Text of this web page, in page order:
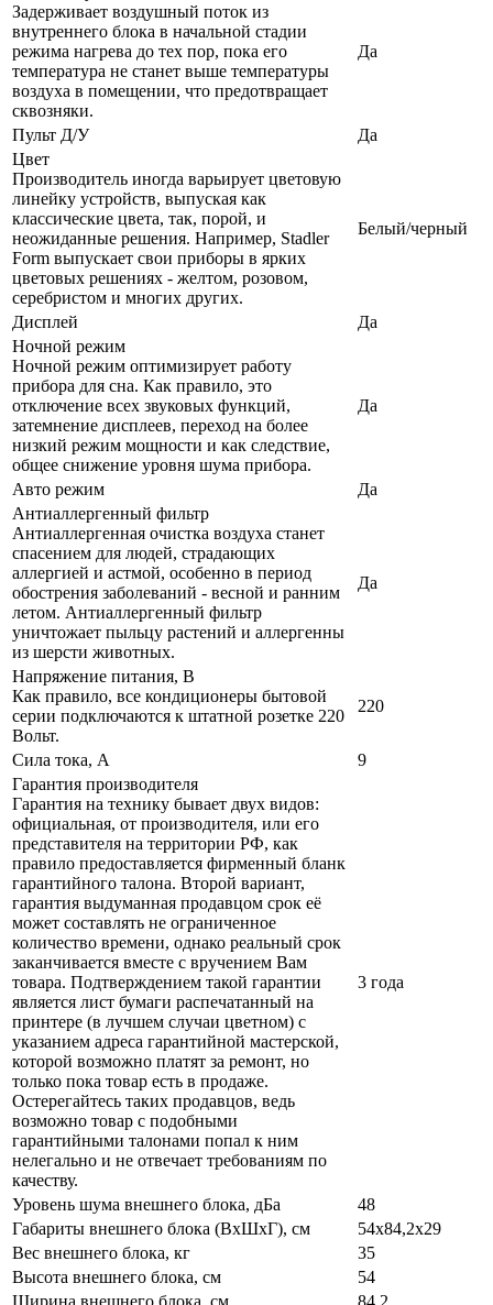
Задерживает воздушный поток из
внутреннего блока в начальной стадии
режима нагрева до тех пор, пока его
температура не станет выше температуры
воздуха в помещении, что предотвращает
сквозняки.
Да
Пульт Д/У
Да
Цвет
Производитель иногда варьирует цветовую
линейку устройств, выпуская как
классические цвета, так, порой, и
неожиданные решения. Например, Stadler
Form выпускает свои приборы в ярких
цветовых решениях - желтом, розовом,
серебристом и многих других.
Белый/черный
Дисплей
Да
Ночной режим
Ночной режим оптимизирует работу
прибора для сна. Как правило, это
отключение всех звуковых функций,
затемнение дисплеев, переход на более
низкий режим мощности и как следствие,
общее снижение уровня шума прибора.
Да
Авто режим
Да
Антиаллергенный фильтр
Антиаллергенная очистка воздуха станет
спасением для людей, страдающих
аллергией и астмой, особенно в период
обострения заболеваний - весной и ранним
летом. Антиаллергенный фильтр
уничтожает пыльцу растений и аллергенны
из шерсти животных.
Да
Напряжение питания, В
Как правило, все кондиционеры бытовой
серии подключаются к штатной розетке 220
Вольт.
220
Сила тока, А
9
Гарантия производителя
Гарантия на технику бывает двух видов:
официальная, от производителя, или его
представителя на территории РФ, как
правило предоставляется фирменный бланк
гарантийного талона. Второй вариант,
гарантия выдуманная продавцом срок её
может составлять не ограниченное
количество времени, однако реальный срок
заканчивается вместе с вручением Вам
товара. Подтверждением такой гарантии
является лист бумаги распечатанный на
принтере (в лучшем случаи цветном) с
указанием адреса гарантийной мастерской,
которой возможно платят за ремонт, но
только пока товар есть в продаже.
Остерегайтесь таких продавцов, ведь
возможно товар с подобными
гарантийными талонами попал к ним
нелегально и не отвечает требованиям по
качеству.
3 года
Уровень шума внешнего блока, дБа
48
Габариты внешнего блока (ВхШхГ), см
54х84,2х29
Вес внешнего блока, кг
35
Высота внешнего блока, см
54
Ширина внешнего блока, см
84,2